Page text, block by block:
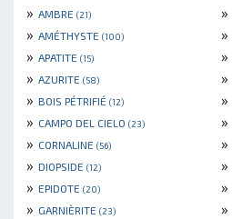
» AMBRE (21) »
» AMÉTHYSTE (100) »
» APATITE (15) »
» AZURITE (58) »
» BOIS PÉTRIFIÉ (12) »
» CAMPO DEL CIELO (23) »
» CORNALINE (56) »
» DIOPSIDE (12) »
» EPIDOTE (20) »
» GARNIÈRITE (23) »